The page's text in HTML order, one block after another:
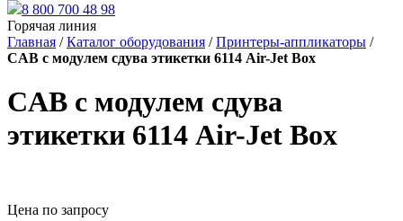
8 800 700 48 98
Горячая линия
Главная /Каталог оборудования /Принтеры-аппликаторы /
CAB с модулем сдува этикетки 6114 Air-Jet Box
CAB с модулем сдува
этикетки 6114 Air-Jet Box
Цена по запросу